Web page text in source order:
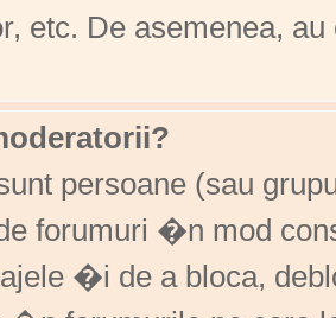
etc. De asemenea,
persoane (sau
forumuri �n mod
�i de a bloca,